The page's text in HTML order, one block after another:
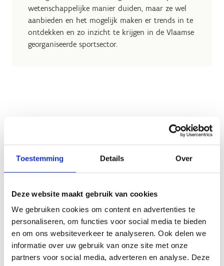
Toestemming Details Over
Deze website maakt gebruik van cookies
We gebruiken cookies om content en advertenties te
personaliseren, om functies voor social media te bieden
en om ons websiteverkeer te analyseren. Ook delen we
informatie over uw gebruik van onze site met onze
partners voor social media, adverteren en analyse. Deze
wetenschappelijke manier duiden, maar ze wel
aanbieden en het mogelijk maken er trends in te
ontdekken en zo inzicht te krijgen in de Vlaamse
georganiseerde sportsector.
Geen fiches gevonden.